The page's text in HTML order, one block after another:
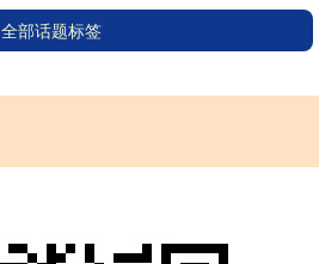
全部话题标签